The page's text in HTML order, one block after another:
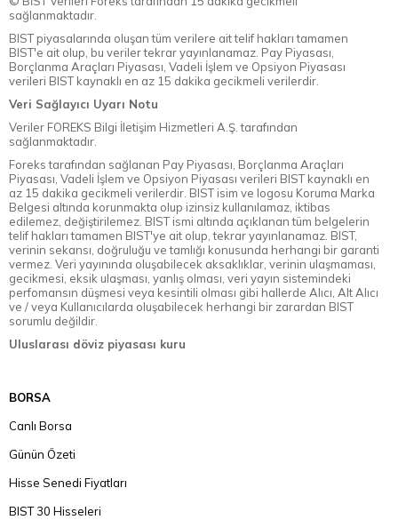
sağlanmaktadır.
BIST piyasalarında oluşan tüm verilere ait telif hakları tamamen
BIST'e ait olup, bu veriler tekrar yayınlanamaz. Pay Piyasası,
Borçlanma Araçları Piyasası, Vadeli İşlem ve Opsiyon Piyasası
verileri BIST kaynaklı en az 15 dakika gecikmeli verilerdir.
Veri Sağlayıcı Uyarı Notu
Veriler FOREKS Bilgi İletişim Hizmetleri A.Ş. tarafından
sağlanmaktadır.
Foreks tarafından sağlanan Pay Piyasası, Borçlanma Araçları
Piyasası, Vadeli İşlem ve Opsiyon Piyasası verileri BIST kaynaklı en
az 15 dakika gecikmeli verilerdir. BIST isim ve logosu Koruma Marka
Belgesi altında korunmakta olup izinsiz kullanılamaz, iktibas
edilemez, değiştirilemez. BIST ismi altında açıklanan tüm belgelerin
telif hakları tamamen BIST'ye ait olup, tekrar yayınlanamaz. BIST,
verinin sekansı, doğruluğu ve tamlığı konusunda herhangi bir garanti
vermez. Veri yayınında oluşabilecek aksaklıklar, verinin ulaşmaması,
gecikmesi, eksik ulaşması, yanlış olması, veri yayın sistemindeki
perfomansın düşmesi veya kesintili olması gibi hallerde Alıcı, Alt Alıcı
ve / veya Kullanıcılarda oluşabilecek herhangi bir zarardan BIST
sorumlu değildir.
Uluslarası döviz piyasası kuru
BORSA
Canlı Borsa
Günün Özeti
Hisse Senedi Fiyatları
BIST 30 Hisseleri